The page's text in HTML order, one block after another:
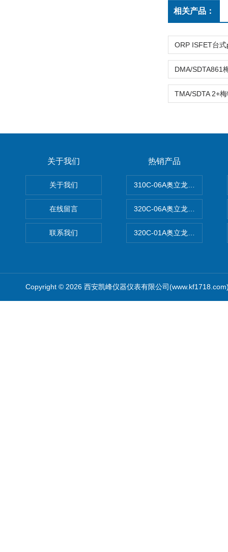
相关产品：
关于我们
关于我们
在线留言
联系我们
热销产品
310C-06A奥立龙实验室台式
320C-06A奥立龙实验室便携
320C-01A奥立龙实验室便携
Copyright © 2026 西安凯峰仪器仪表有限公司